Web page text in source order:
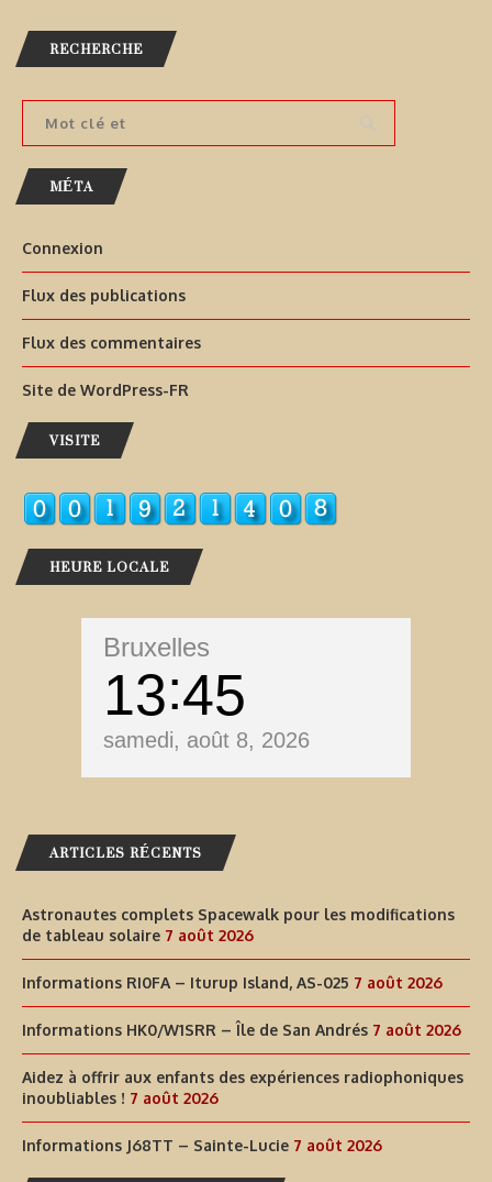
RECHERCHE
MÉTA
Connexion
Flux des publications
Flux des commentaires
Site de WordPress-FR
VISITE
HEURE LOCALE
Bruxelles
13 45
samedi, août 8, 2026
ARTICLES RÉCENTS
Astronautes complets Spacewalk pour les modifications
de tableau solaire 7 août 2026
Informations RI0FA – Iturup Island, AS-025 7 août 2026
Informations HK0/W1SRR – Île de San Andrés 7 août 2026
Aidez à offrir aux enfants des expériences radiophoniques
inoubliables ! 7 août 2026
Informations J68TT – Sainte-Lucie 7 août 2026